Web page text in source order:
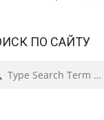
ПО САЙТУ